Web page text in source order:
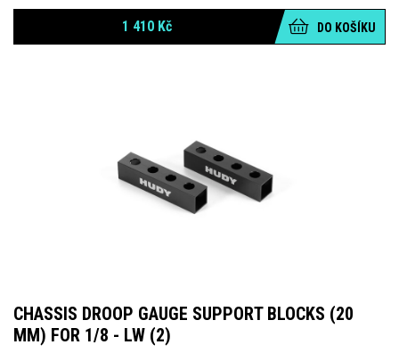
1 410 Kč DO KOŠÍKU
CHASSIS DROOP GAUGE SUPPORT BLOCKS (20
MM) FOR 1/8 - LW (2)